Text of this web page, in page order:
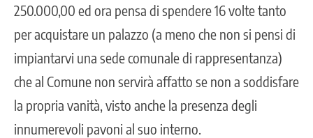
250.000,00 ed ora pensa di spendere 16 volte tanto
per acquistare un palazzo (a meno che non si pensi di
impiantarvi una sede comunale di rappresentanza)
che al Comune non servirà affatto se non a soddisfare
la propria vanità, visto anche la presenza degli
innumerevoli pavoni al suo interno.